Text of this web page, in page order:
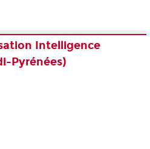
Intelligence
Pyrénées)